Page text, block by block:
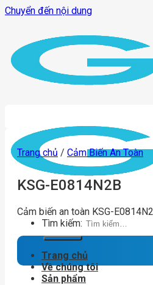
Chuyển đến nội dung
Tìm kiếm:
Trang chủ
Về chúng tôi
Sản phẩm
Trang chủ / Cảm Biến An Toàn
KSG-E0814N2B
Cảm biến an toàn KSG-